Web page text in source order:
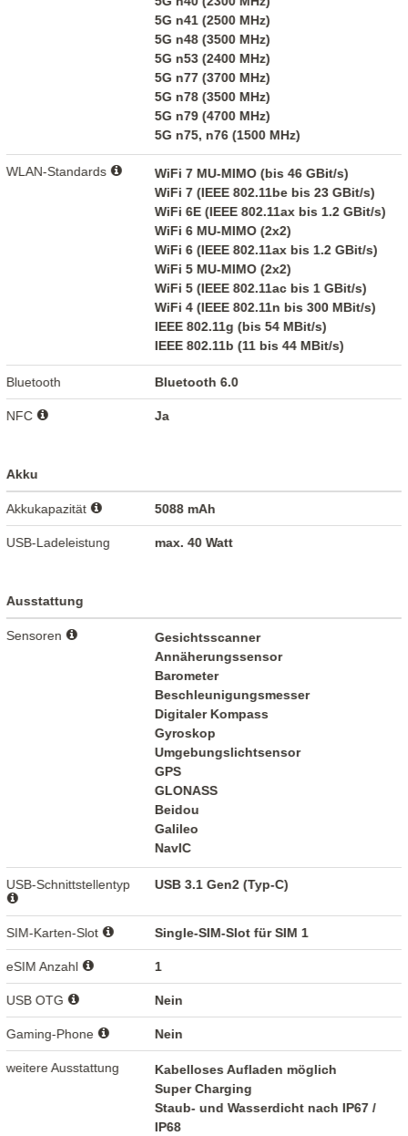
5G n41 (2500 MHz)
5G n48 (3500 MHz)
5G n53 (2400 MHz)
5G n77 (3700 MHz)
5G n78 (3500 MHz)
5G n79 (4700 MHz)
5G n75, n76 (1500 MHz)
WLAN-Standards
WiFi 7 MU-MIMO (bis 46 GBit/s)
WiFi 7 (IEEE 802.11be bis 23 GBit/s)
WiFi 6E (IEEE 802.11ax bis 1.2 GBit/s)
WiFi 6 MU-MIMO (2x2)
WiFi 6 (IEEE 802.11ax bis 1.2 GBit/s)
WiFi 5 MU-MIMO (2x2)
WiFi 5 (IEEE 802.11ac bis 1 GBit/s)
WiFi 4 (IEEE 802.11n bis 300 MBit/s)
IEEE 802.11g (bis 54 MBit/s)
IEEE 802.11b (11 bis 44 MBit/s)
Bluetooth Bluetooth 6.0
NFC Ja
Akku
Akkukapazität 5088 mAh
USB-Ladeleistung max. 40 Watt
Ausstattung
Sensoren
Gesichtsscanner
Annäherungssensor
Barometer
Beschleunigungsmesser
Digitaler Kompass
Gyroskop
Umgebungslichtsensor
GPS
GLONASS
Beidou
Galileo
NavIC
USB-Schnittstellentyp USB 3.1 Gen2 (Typ-C)
SIM-Karten-Slot Single-SIM-Slot für SIM 1
eSIM Anzahl 1
USB OTG Nein
Gaming-Phone Nein
weitere Ausstattung
Kabelloses Aufladen möglich
Super Charging
Staub- und Wasserdicht nach IP67 /
IP68